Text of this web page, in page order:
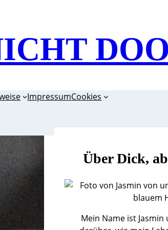
ImpressumCookies
Über Dick,
Mein Name ist